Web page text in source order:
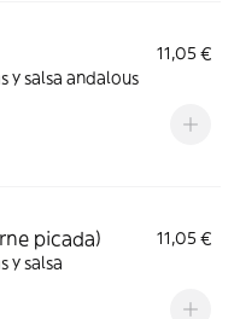
11,05 €
y salsa andalous
picada)
11,05 €
y salsa